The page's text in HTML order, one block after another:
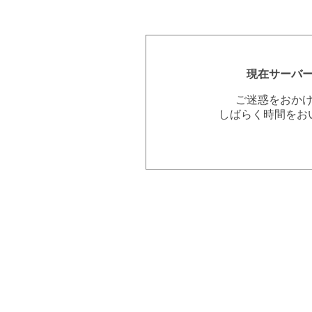
現在サーバ
ご迷惑をおか
しばらく時間を